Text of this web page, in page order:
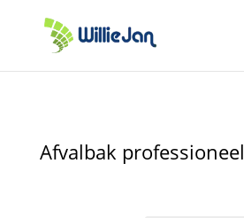
Afvalbak professioneel